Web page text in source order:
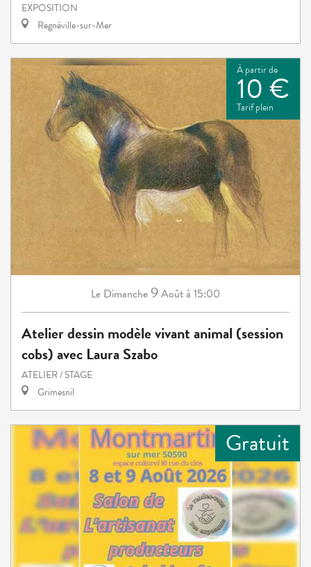
EXPOSITION
Regnéville-sur-Mer
À partir de
10 €
Tarif plein
Le Dimanche9Aoûtà 15:00
Atelier dessin modèle vivant animal (session
cobs) avec Laura Szabo
ATELIER / STAGE
Grimesnil
Gratuit